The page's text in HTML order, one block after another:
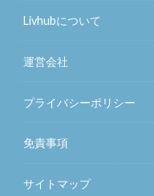
Livhubについて
運営会社
プライバシーポリシー
免責事項
サイトマップ